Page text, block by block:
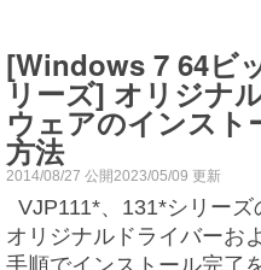
[Windows 7 64ビ
リーズ] オリジナ
ウェアのインスト
方法
2014/08/27 公開2023/05/09 更新
VJP111*、131*シリー
オリジナルドライバーお
手順でインストール完了